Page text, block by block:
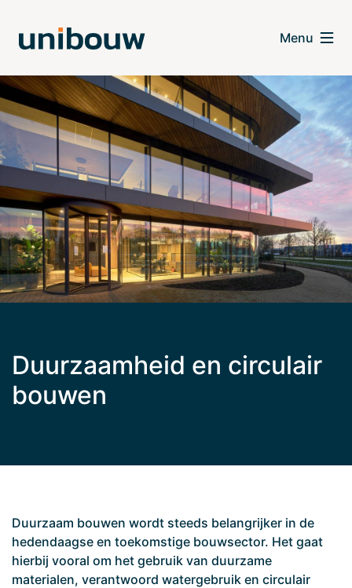
Duurzaamheid en circulair
bouwen
Duurzaam bouwen wordt steeds belangrijker in de
hedendaagse en toekomstige bouwsector. Het gaat
hierbij vooral om het gebruik van duurzame
materialen, verantwoord watergebruik en circulair